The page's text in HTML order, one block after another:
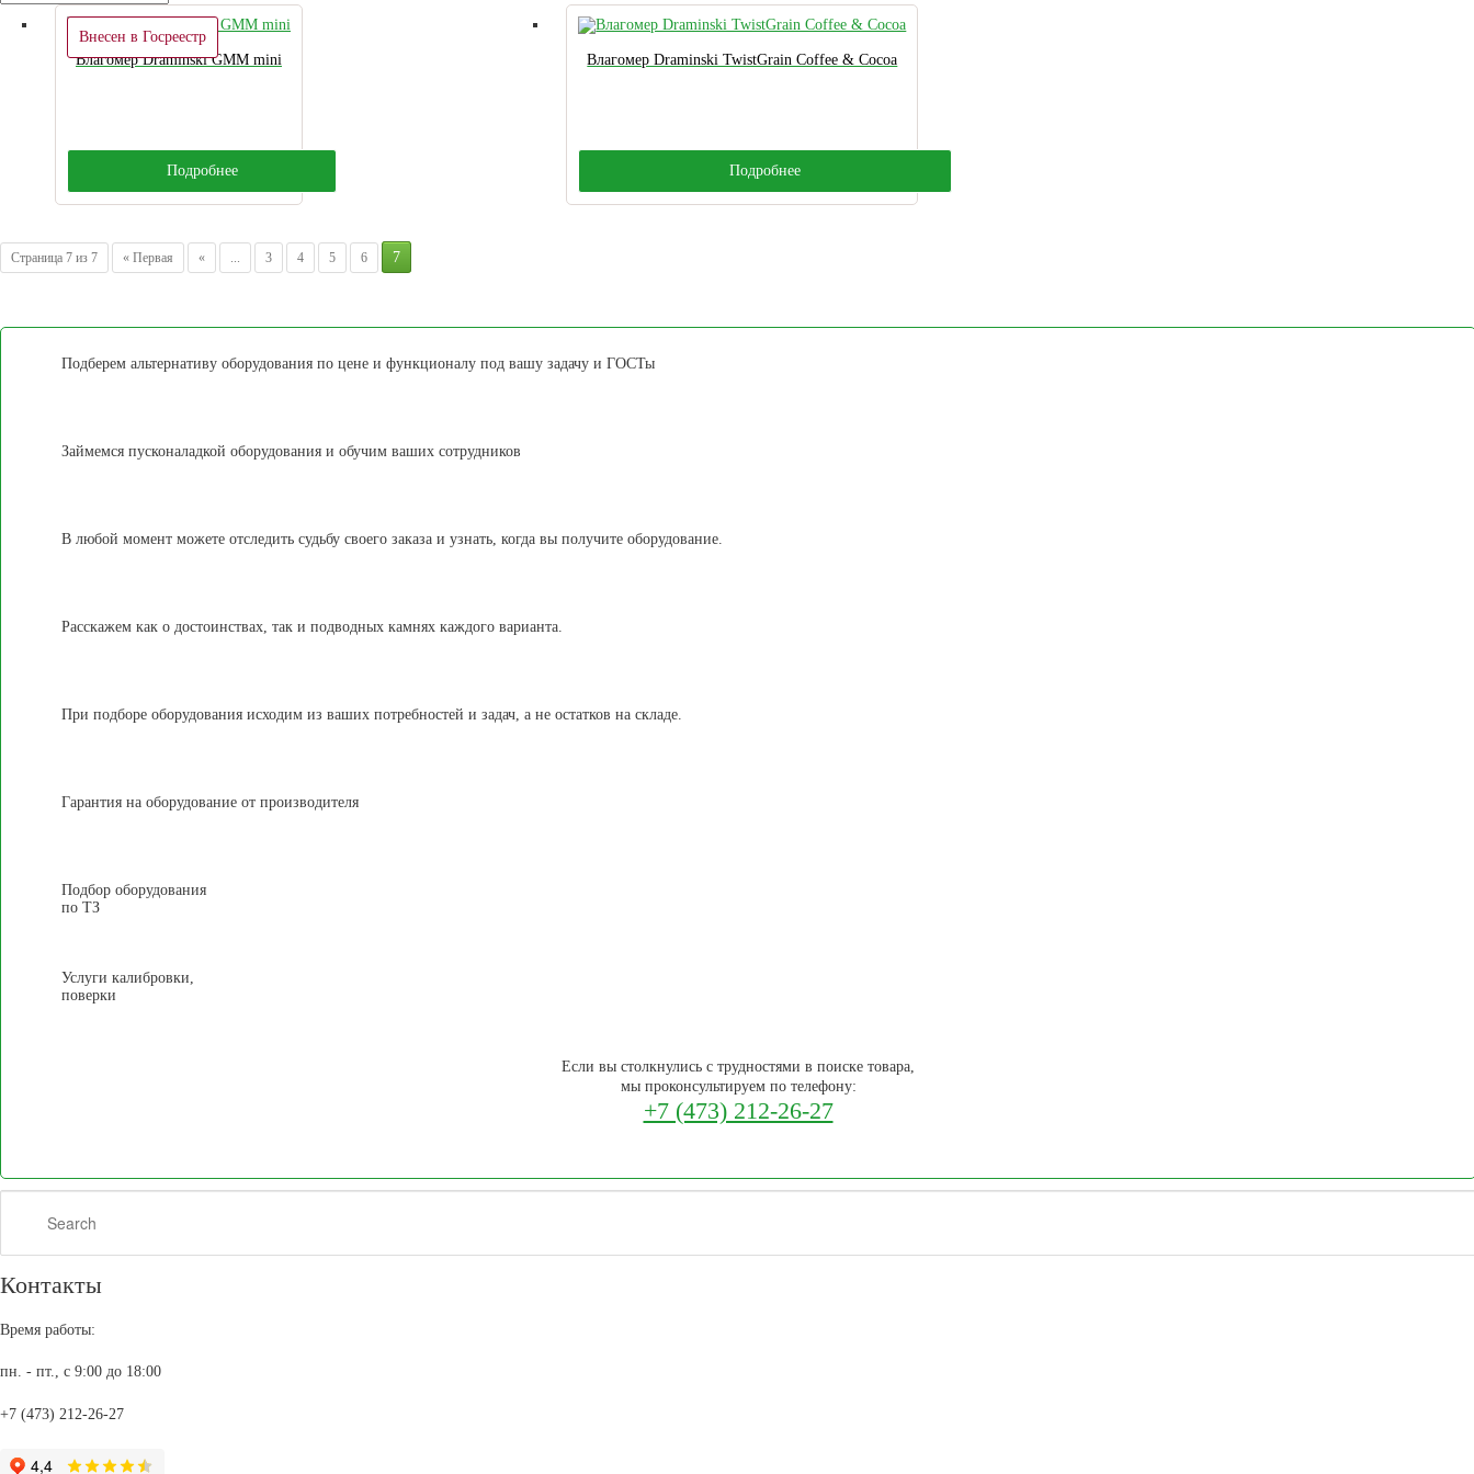
Внесен в Госреестр
Влагомер Draminski GMM mini
Подробнее
Влагомер Draminski TwistGrain Coffee & Сocoa
Подробнее
Страница 7 из 7 « Первая « 3 4 5 6 7
Подберем альтернативу оборудования по цене и функционалу под вашу задачу и ГОСТы
Займемся пусконаладкой оборудования и обучим ваших сотрудников
В любой момент можете отследить судьбу своего заказа и узнать, когда вы получите оборудование.
Расскажем как о достоинствах, так и подводных камнях каждого варианта.
При подборе оборудования исходим из ваших потребностей и задач, а не остатков на складе.
Гарантия на оборудование от производителя
Подбор оборудования
по ТЗ
Услуги калибровки,
поверки
Если вы столкнулись с трудностями в поиске товара,
мы проконсультируем по телефону:
+7 (473) 212-26-27
Search
Контакты
Время работы:
пн. - пт., с 9:00 до 18:00
+7 (473) 212-26-27